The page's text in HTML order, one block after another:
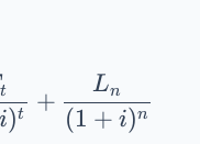
i)t
t +
(1 + i)n
Ln